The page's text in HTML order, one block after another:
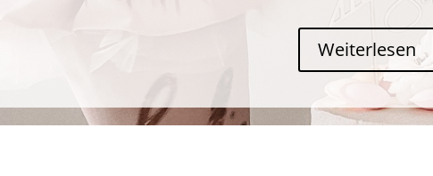
Weiterlesen